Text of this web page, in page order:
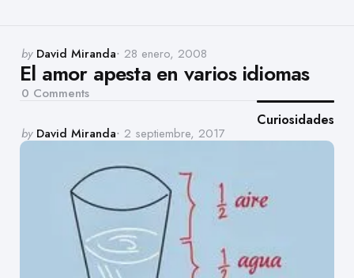
Posted
by
by David Miranda 28 enero, 2008
El amor apesta en varios idiomas
0 Comments
Curiosidades
Posted
by
by David Miranda 2 septiembre, 2017